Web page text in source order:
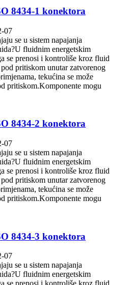
8434-1 konektora
07
se u sistem napajanja
fluidnim energetskim
se prenosi i kontroliše kroz fluid
pritiskom unutar zatvorenog
tekućina se može
pritiskom.Komponente mogu
8434-2 konektora
07
se u sistem napajanja
fluidnim energetskim
se prenosi i kontroliše kroz fluid
pritiskom unutar zatvorenog
tekućina se može
pritiskom.Komponente mogu
8434-3 konektora
07
se u sistem napajanja
fluidnim energetskim